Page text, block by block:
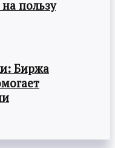
пользу
Биржа